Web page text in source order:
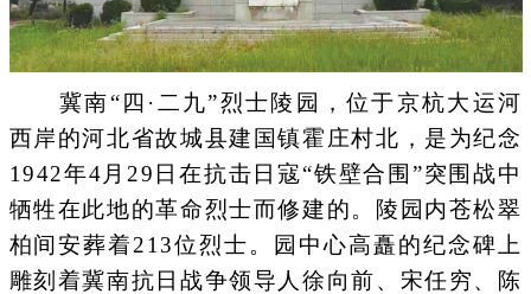
冀南“四·二九”烈士陵园，位于京杭大运河
西岸的河北省故城县建国镇霍庄村北，是为纪念
1942年4月29日在抗击日寇“铁壁合围”突围战中
牺牲在此地的革命烈士而修建的。陵园内苍松翠
柏间安葬着213位烈士。园中心高矗的纪念碑上
雕刻着冀南抗日战争领导人徐向前、宋任穷、陈